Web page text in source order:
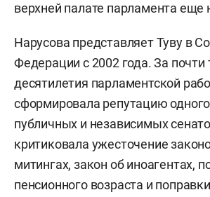
верхней палате парламента еще
Нарусова представляет Туву в
Федерации с 2002 года. За почти
десятилетия парламентской
сформировала репутацию
публичных и независимых
критиковала ужесточение
митингах, закон об иноагентах,
пенсионного возраста и